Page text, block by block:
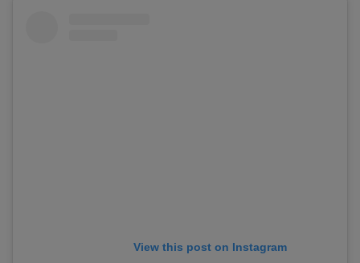
View this post on Instagram